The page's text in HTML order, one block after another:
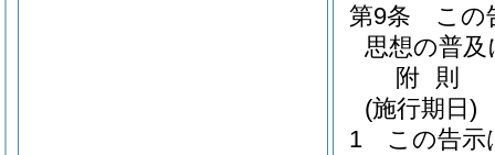
第9条
この
思想の普
附 則
(施行期日)
1
この告示